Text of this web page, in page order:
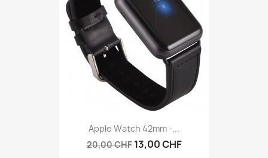
Apple Watch 42mm -...
20,00 CHF 13,00 CHF